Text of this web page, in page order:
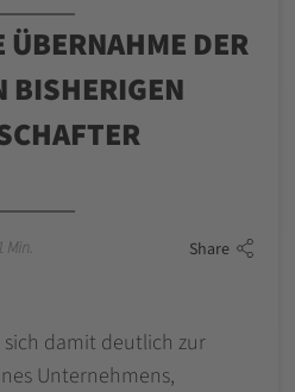
DER
BISHERIGEN
Share
damit deutlich zur
Unternehmens,